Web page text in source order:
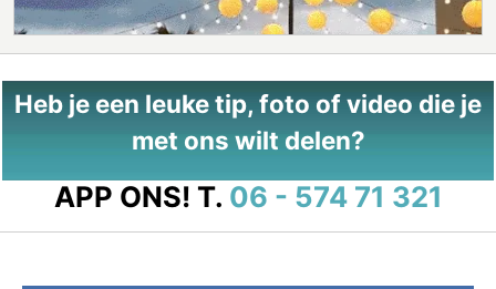
Heb je een leuke tip, foto of video die je
met ons wilt delen?
APP ONS! T. 06 - 574 71 321